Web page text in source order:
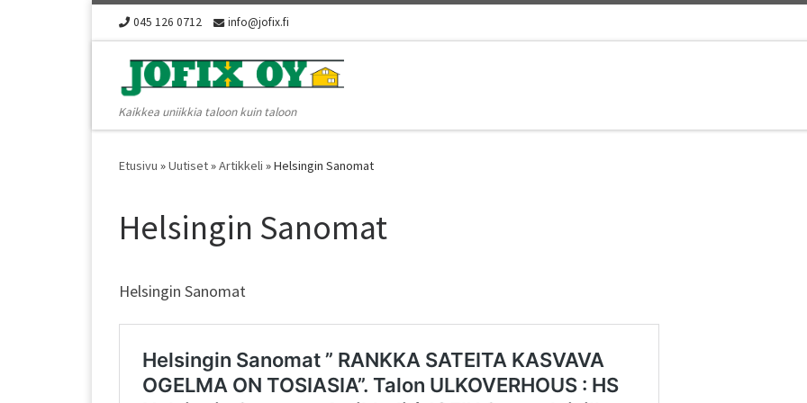
045 126 0712 info@jofix.fi
Kaikkea uniikkia taloon kuin taloon
Etusivu »Uutiset»Artikkeli »Helsingin Sanomat
Helsingin Sanomat
Helsingin Sanomat